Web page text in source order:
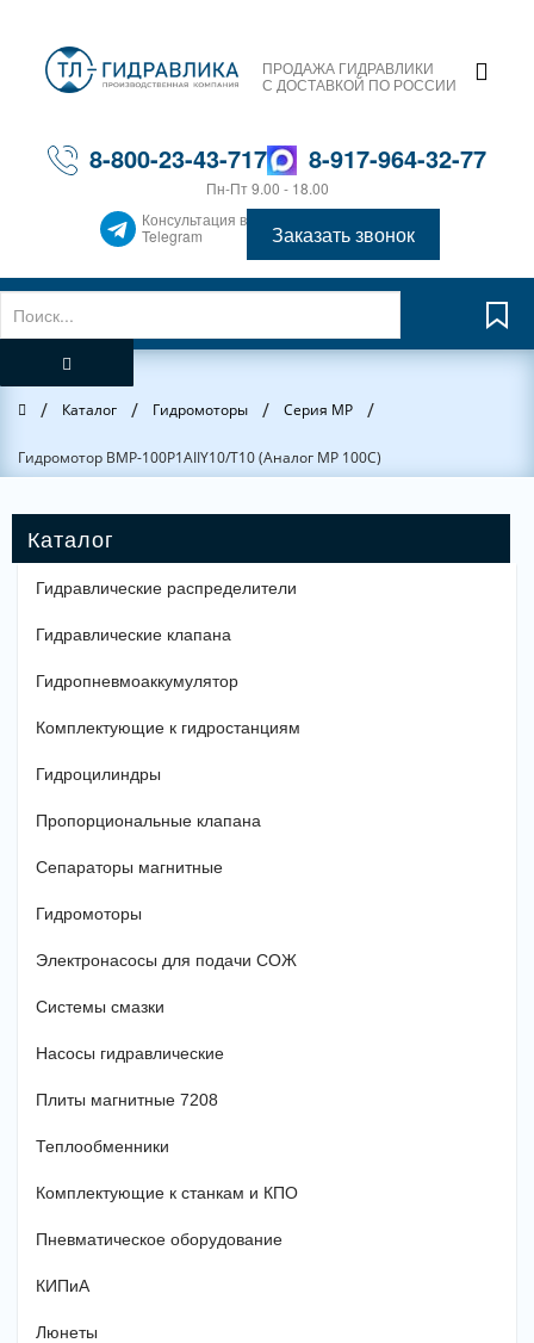
ПРОДАЖА ГИДРАВЛИКИ
С ДОСТАВКОЙ ПО РОССИИ
8-800-23-43-717 8-917-964-32-77
Пн-Пт 9.00 - 18.00
Консультация в
Telegram
Заказать звонок
Главная
/ Каталог / Гидромоторы / Серия MP /
Гидромотор BMP-100P1AIIY10/T10 (Аналог MP 100C)
Гидравлические распределители
Гидравлические клапана
Гидропневмоаккумулятор
Комплектующие к гидростанциям
Гидроцилиндры
Пропорциональные клапана
Сепараторы магнитные
Гидромоторы
Электронасосы для подачи СОЖ
Системы смазки
Насосы гидравлические
Плиты магнитные 7208
Теплообменники
Комплектующие к станкам и КПО
Пневматическое оборудование
КИПиА
Люнеты